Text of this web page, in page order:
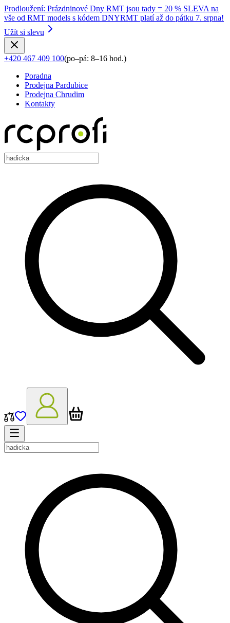
Prodloužení: Prázdninové Dny RMT jsou tady = 20 % SLEVA na
vše od RMT models s kódem DNYRMT platí až do pátku 7. srpna!
Užít si slevu
+420 467 409 100(po–pá: 8–16 hod.)
Poradna
Prodejna Pardubice
Prodejna Chrudim
Kontakty